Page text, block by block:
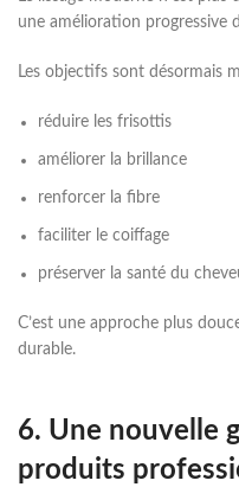
une amélioration progressive
Les objectifs sont désormais
réduire les frisottis
améliorer la brillance
renforcer la fibre
faciliter le coiffage
préserver la santé du
C’est une approche plus
durable.
6. Une nouvelle
produits